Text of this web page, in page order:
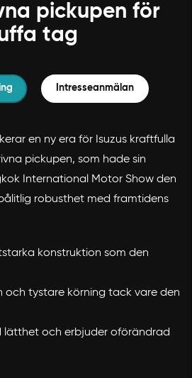
pickupen för
tag
Intresseanmälan
en ny era för Isuzus kraftfulla
pickupen, som hade sin
International Motor Show den
robusthet med framtidens
konstruktion som den
och tystare körning tack vare den
lätthet och erbjuder oförändrad